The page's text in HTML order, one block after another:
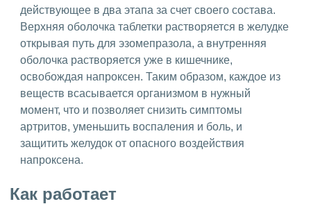
действующее в два этапа за счет своего состава.
Верхняя оболочка таблетки растворяется в желудке
открывая путь для эзомепразола, а внутренняя
оболочка растворяется уже в кишечнике,
освобождая напроксен. Таким образом, каждое из
веществ всасывается организмом в нужный
момент, что и позволяет снизить симптомы
артритов, уменьшить воспаления и боль, и
защитить желудок от опасного воздействия
напроксена.
Как работает